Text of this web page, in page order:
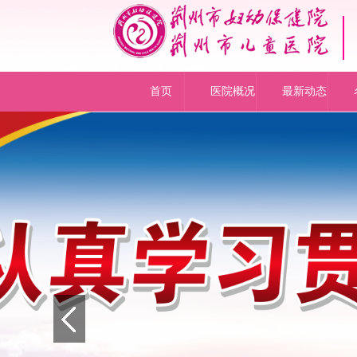
首页 医院概况 最新动态